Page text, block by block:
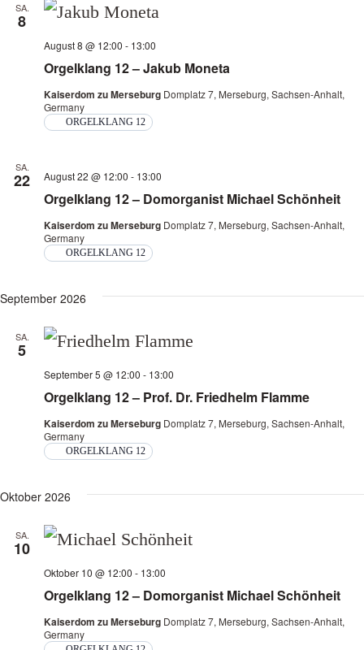
SA.
8
Orgelklang 12 – Jakub Moneta
August 8 @ 12:00 - 13:00
Kaiserdom zu Merseburg Domplatz 7, Merseburg, Sachsen-Anhalt,
Germany
ORGELKLANG 12
SA.
22
Orgelklang 12 – Domorganist Michael Schönheit
August 22 @ 12:00 - 13:00
Kaiserdom zu Merseburg Domplatz 7, Merseburg, Sachsen-Anhalt,
Germany
ORGELKLANG 12
September 2026
SA.
5
Orgelklang 12 – Prof. Dr. Friedhelm Flamme
September 5 @ 12:00 - 13:00
Kaiserdom zu Merseburg Domplatz 7, Merseburg, Sachsen-Anhalt,
Germany
ORGELKLANG 12
Oktober 2026
SA.
10
Orgelklang 12 – Domorganist Michael Schönheit
Oktober 10 @ 12:00 - 13:00
Kaiserdom zu Merseburg Domplatz 7, Merseburg, Sachsen-Anhalt,
Germany